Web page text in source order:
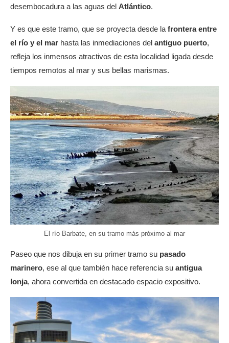
desembocadura a las aguas del Atlántico.
Y es que este tramo, que se proyecta desde la frontera entre
el río y el mar hasta las inmediaciones del antiguo puerto,
refleja los inmensos atractivos de esta localidad ligada desde
tiempos remotos al mar y sus bellas marismas.
El río Barbate, en su tramo más próximo al mar
Paseo que nos dibuja en su primer tramo su pasado
marinero, ese al que también hace referencia su antigua
lonja, ahora convertida en destacado espacio expositivo.